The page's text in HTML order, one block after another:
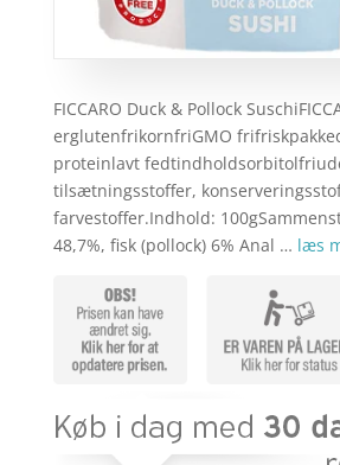
FICCARO Duck & Pollock
erglutenfrikornfriGMO
proteinlavt
tilsætningsstoffer,
farvestoffer.Indhold:
48,7%, fisk (pollock) 6% Anal … læs